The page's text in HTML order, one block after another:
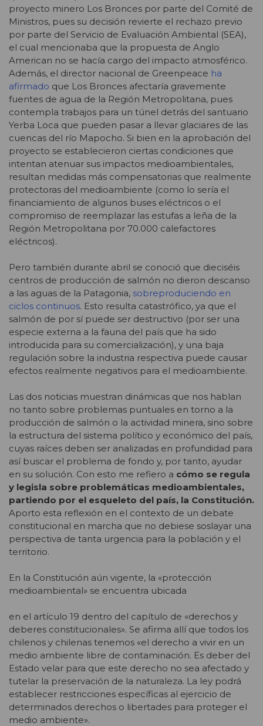
proyecto minero Los Bronces por parte del Comité de
Ministros, pues su decisión revierte el rechazo previo
por parte del Servicio de Evaluación Ambiental (SEA),
el cual mencionaba que la propuesta de Anglo
American no se hacía cargo del impacto atmosférico.
Además, el director nacional de Greenpeace ha
afirmado que Los Bronces afectaría gravemente
fuentes de agua de la Región Metropolitana, pues
contempla trabajos para un túnel detrás del santuario
Yerba Loca que pueden pasar a llevar glaciares de las
cuencas del río Mapocho. Si bien en la aprobación del
proyecto se establecieron ciertas condiciones que
intentan atenuar sus impactos medioambientales,
resultan medidas más compensatorias que realmente
protectoras del medioambiente (como lo sería el
financiamiento de algunos buses eléctricos o el
compromiso de reemplazar las estufas a leña de la
Región Metropolitana por 70.000 calefactores
eléctricos).
Pero también durante abril se conoció que dieciséis
centros de producción de salmón no dieron descanso
a las aguas de la Patagonia, sobreproduciendo en
ciclos continuos. Esto resulta catastrófico, ya que el
salmón de por sí puede ser destructivo (por ser una
especie externa a la fauna del país que ha sido
introducida para su comercialización), y una baja
regulación sobre la industria respectiva puede causar
efectos realmente negativos para el medioambiente.
Las dos noticias muestran dinámicas que nos hablan
no tanto sobre problemas puntuales en torno a la
producción de salmón o la actividad minera, sino sobre
la estructura del sistema político y económico del país,
cuyas raíces deben ser analizadas en profundidad para
así buscar el problema de fondo y, por tanto, ayudar
en su solución. Con esto me refiero a cómo se regula
y legisla sobre problemáticas medioambientales,
partiendo por el esqueleto del país, la Constitución.
Aporto esta reflexión en el contexto de un debate
constitucional en marcha que no debiese soslayar una
perspectiva de tanta urgencia para la población y el
territorio.
En la Constitución aún vigente, la «protección
medioambiental» se encuentra ubicada
en el artículo 19 dentro del capítulo de «derechos y
deberes constitucionales». Se afirma allí que todos los
chilenos y chilenas tenemos «el derecho a vivir en un
medio ambiente libre de contaminación. Es deber del
Estado velar para que este derecho no sea afectado y
tutelar la preservación de la naturaleza. La ley podrá
establecer restricciones específicas al ejercicio de
determinados derechos o libertades para proteger el
medio ambiente».